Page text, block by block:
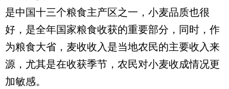
是中国十三个粮食主产区之一，小麦品质也很
好，是全年国家粮食收获的重要部分，同时，作
为粮食大省，麦收收入是当地农民的主要收入来
源，尤其是在收获季节，农民对小麦收成情况更
加敏感。